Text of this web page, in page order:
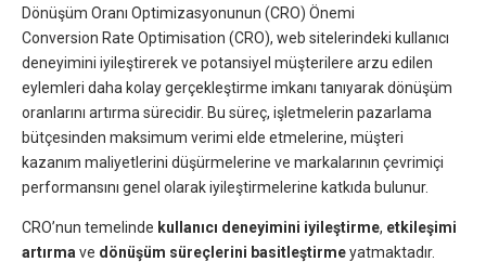
Dönüşüm Oranı Optimizasyonunun (CRO) Önemi
Conversion Rate Optimisation (CRO), web sitelerindeki kullanıcı
deneyimini iyileştirerek ve potansiyel müşterilere arzu edilen
eylemleri daha kolay gerçekleştirme imkanı tanıyarak dönüşüm
oranlarını artırma sürecidir. Bu süreç, işletmelerin pazarlama
bütçesinden maksimum verimi elde etmelerine, müşteri
kazanım maliyetlerini düşürmelerine ve markalarının çevrimiçi
performansını genel olarak iyileştirmelerine katkıda bulunur.
CRO’nun temelinde kullanıcı deneyimini iyileştirme, etkileşimi
artırma ve dönüşüm süreçlerini basitleştirmeyatmaktadır.